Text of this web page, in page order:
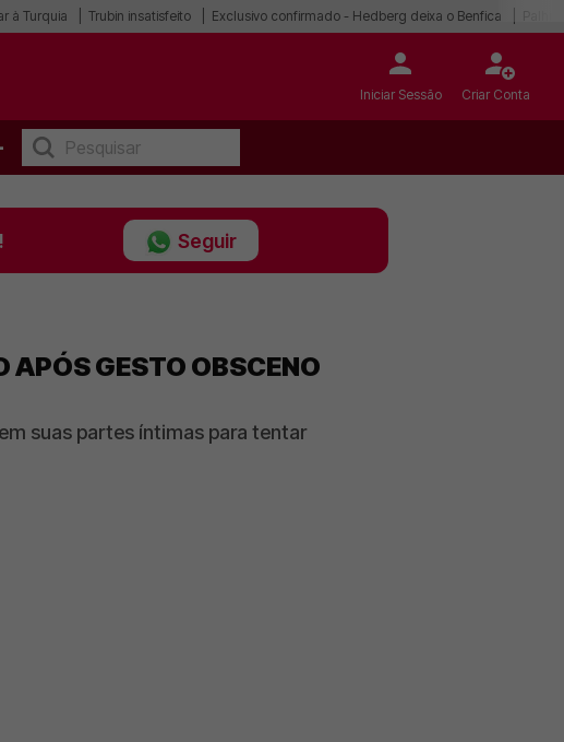
à Turquia Trubin insatisfeito Exclusivo confirmado - Hedberg deixa o Benfica
Iniciar Sessão Criar Conta
Seguir
APÓS GESTO OBSCENO
suas partes íntimas para tentar